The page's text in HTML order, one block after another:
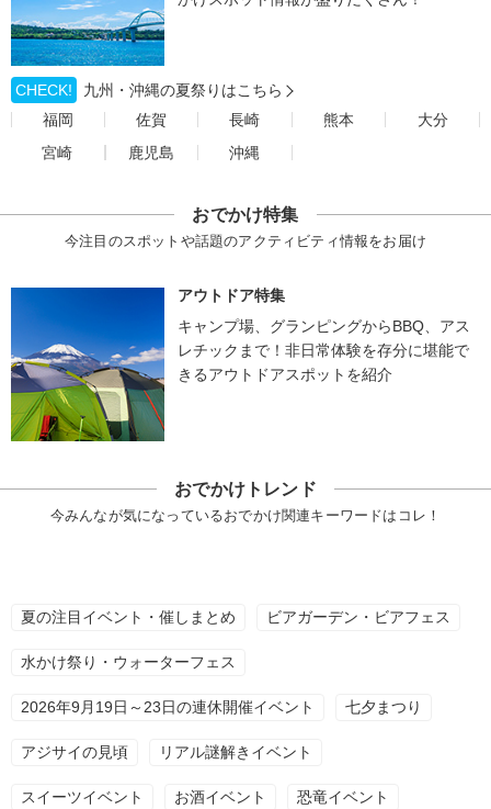
CHECK!
九州・沖縄の夏祭りはこちら
福岡
佐賀 長崎 熊本
大分
宮崎
鹿児島 沖縄
おでかけ特集
今注目のスポットや話題のアクティビティ情報をお届け
アウトドア特集
キャンプ場、グランピングからBBQ、アス
レチックまで！非日常体験を存分に堪能で
きるアウトドアスポットを紹介
おでかけトレンド
今みんなが気になっているおでかけ関連キーワードはコレ！
夏の注目イベント・催しまとめ ビアガーデン・ビアフェス
水かけ祭り・ウォーターフェス
2026年9月19日～23日の連休開催イベント 七夕まつり
アジサイの見頃 リアル謎解きイベント
スイーツイベント お酒イベント 恐竜イベント